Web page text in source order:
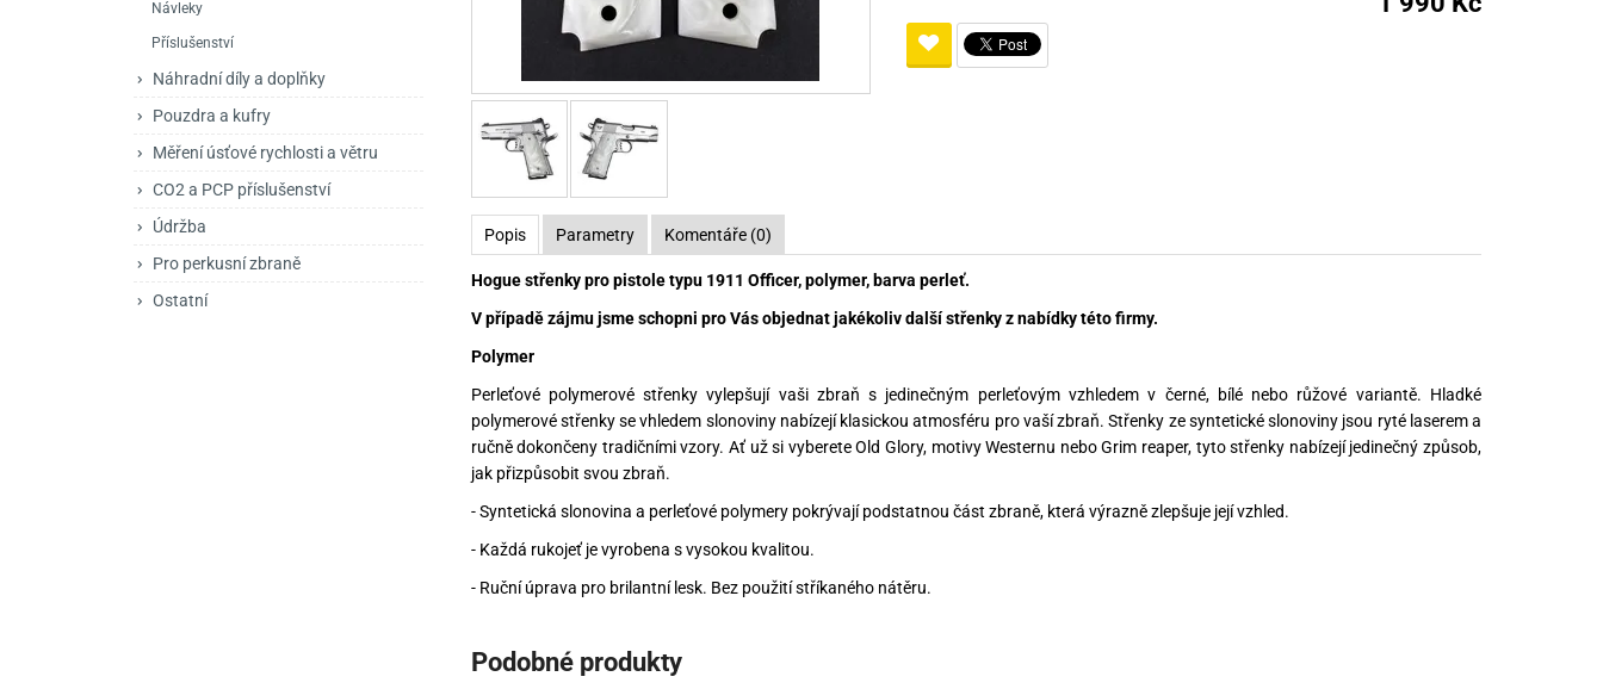
Brokovnice opakovací
Brokovnice samonabíjecí
Příslušenství pro nože
Luky
Kuše
Pro lištu weaver a picatinny
Pro lištu 15 - 17 mm
Náboje na ZP Pistolové a revolverové náboje Ochranné prostředky
Rowan Engineering
Pro perkusní zbraně
Svítilny
Návleky
Příslušenství
Náhradní díly a doplňky
Pouzdra a kufry
Měření úsťové rychlosti a větru
CO2 a PCP příslušenství
Údržba
Pro perkusní zbraně
Ostatní
Popis Parametry Komentáře (0)
Hogue střenky pro pistole typu 1911 Officer, polymer, barva perleť.
V případě zájmu jsme schopni pro Vás objednat jakékoliv další střenky z nabídky této firmy.
Polymer
Perleťové polymerové střenky vylepšují vaši zbraň s jedinečným perleťovým vzhledem v černé, bílé nebo růžové variantě. Hladké
polymerové střenky se vhledem slonoviny nabízejí klasickou atmosféru pro vaší zbraň. Střenky ze syntetické slonoviny jsou ryté laserem a
ručně dokončeny tradičními vzory. Ať už si vyberete Old Glory, motivy Westernu nebo Grim reaper, tyto střenky nabízejí jedinečný způsob,
jak přizpůsobit svou zbraň.
- Syntetická slonovina a perleťové polymery pokrývají podstatnou část zbraně, která výrazně zlepšuje její vzhled.
- Každá rukojeť je vyrobena s vysokou kvalitou.
- Ruční úprava pro brilantní lesk. Bez použití stříkaného nátěru.
Podobné produkty